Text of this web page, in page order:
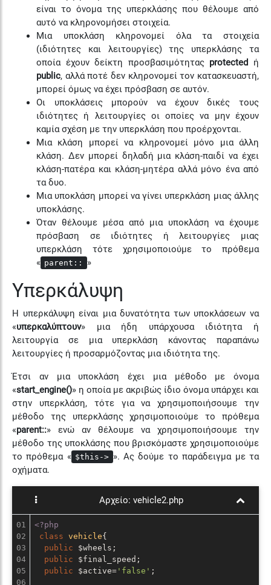
είναι το όνομα της υπερκλάσης που θέλουμε από
αυτό να κληρονομήσει στοιχεία.
Μια υποκλάση κληρονομεί όλα τα στοιχεία
(ιδιότητες και λειτουργίες) της υπερκλάσης τα
οποία έχουν δείκτη προσβασιμότητας protected ή
public, αλλά ποτέ δεν κληρονομεί τον κατασκευαστή,
μπορεί όμως να έχει πρόσβαση σε αυτόν.
Οι υποκλάσεις μπορούν να έχουν δικές τους
ιδιότητες ή λειτουργίες οι οποίες να μην έχουν
καμία σχέση με την υπερκλάση που προέρχονται.
Μια κλάση μπορεί να κληρονομεί μόνο μια άλλη
κλάση. Δεν μπορεί δηλαδή μια κλάση-παιδί να έχει
κλάση-πατέρα και κλάση-μητέρα αλλά μόνο ένα από
τα δυο.
Μια υποκλάση μπορεί να γίνει υπερκλάση μιας άλλης
υποκλάσης.
Όταν θέλουμε μέσα από μια υποκλάση να έχουμε
πρόσβαση σε ιδιότητες ή λειτουργίες μιας
υπερκλάση τότε χρησιμοποιούμε το πρόθεμα
« parent:: »
Υπερκάλυψη
Η υπερκάλυψη είναι μια δυνατότητα των υποκλάσεων να
«υπερκαλύπτουν» μια ήδη υπάρχουσα ιδιότητα ή
λειτουργία σε μια υπερκλάση κάνοντας παραπάνω
λειτουργίες ή προσαρμόζοντας μια ιδιότητα της.
Έτσι αν μια υποκλάση έχει μια μέθοδο με όνομα
«start_engine()» η οποία με ακριβώς ίδιο όνομα υπάρχει και
στην υπερκλάση, τότε για να χρησιμοποιήσουμε την
μέθοδο της υπερκλάσης χρησιμοποιούμε το πρόθεμα
«parent::» ενώ αν θέλουμε να χρησιμοποιήσουμε την
μέθοδο της υποκλάσης που βρισκόμαστε χρησιμοποιούμε
το πρόθεμα « $this-> ». Ας δούμε το παράδειγμα με τα
οχήματα.
Αρχείο: vehicle2.php
01
02
03
04
05
06
<?php
class vehicle{
public $wheels;
public $final_speed;
public $active='false' ;